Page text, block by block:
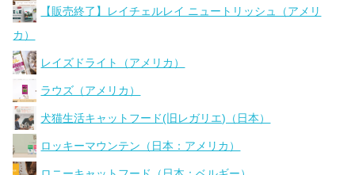
【販売終了】レイチェルレイ ニュートリッシュ（アメリ
カ）
レイズドライト（アメリカ）
ラウズ（アメリカ）
犬猫生活キャットフード(旧レガリエ)（日本）
ロッキーマウンテン（日本：アメリカ）